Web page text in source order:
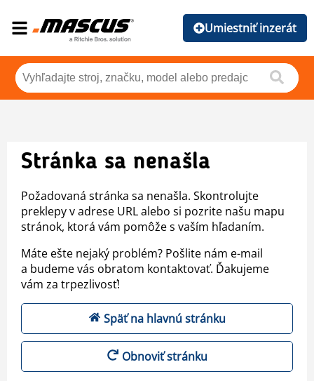
Umiestniť inzerát
Stránka sa nenašla
Požadovaná stránka sa nenašla. Skontrolujte
preklepy v adrese URL alebo si pozrite našu mapu
stránok, ktorá vám pomôže s vaším hľadaním.
Máte ešte nejaký problém? Pošlite nám e-mail
a budeme vás obratom kontaktovať. Ďakujeme
vám za trpezlivosť!
Späť na hlavnú stránku
Obnoviť stránku